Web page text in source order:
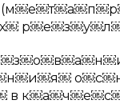
в